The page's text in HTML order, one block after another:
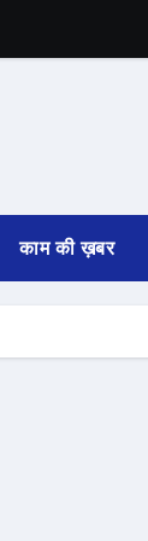
काम की ख़बर